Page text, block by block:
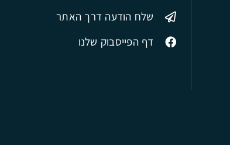
שלח הודעה דרך האתר
דף הפייסבוק שלנו